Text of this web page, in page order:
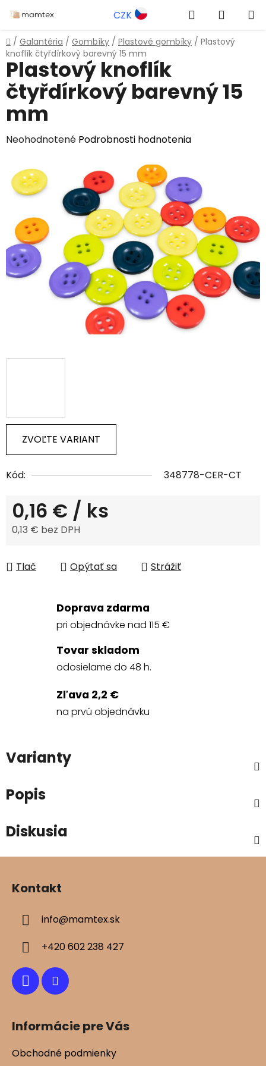
na
obsah
CZK Hľadať
KOŠÍK
Domov
/ Galantéria / Gombíky / Plastové gombíky / Plastový
knoflík čtyřdírkový barevný 15 mm
ZVOĽTE VARIANT
Kód: 348778-CER-CT
0,16 € / ks
0,13 € bez DPH
Tlač
Opýtať sa Strážiť
Plastový knoflík
čtyřdírkový barevný 15
mm
Priemerné
produktu
je
hviezdičiek.
Neohodnotené Podrobnosti hodnotenia
Doprava zdarma
pri objednávke nad 115 €
Tovar skladom
odosielame do 48 h.
Zľava 2,2 €
na prvú objednávku
Varianty
Popis
Diskusia
Kontakt
info@mamtex.sk
+420 602 238 427
Informácie pre Vás
Obchodné podmienky